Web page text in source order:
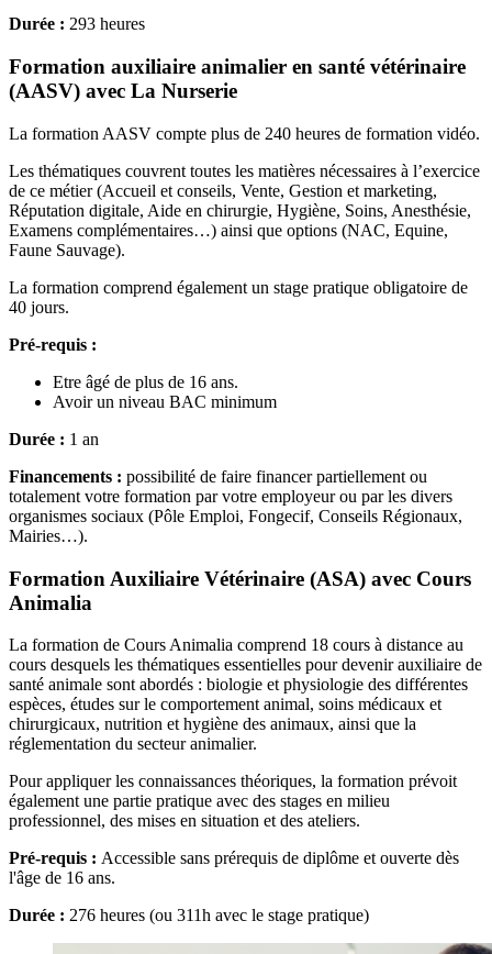
Durée : 293 heures
Formation auxiliaire animalier en santé vétérinaire
(AASV) avec La Nurserie
La formation AASV compte plus de 240 heures de formation vidéo.
Les thématiques couvrent toutes les matières nécessaires à l’exercice
de ce métier (Accueil et conseils, Vente, Gestion et marketing,
Réputation digitale, Aide en chirurgie, Hygiène, Soins, Anesthésie,
Examens complémentaires…) ainsi que options (NAC, Equine,
Faune Sauvage).
La formation comprend également un stage pratique obligatoire de
40 jours.
Pré-requis :
Etre âgé de plus de 16 ans.
Avoir un niveau BAC minimum
Durée : 1 an
Financements : possibilité de faire financer partiellement ou
totalement votre formation par votre employeur ou par les divers
organismes sociaux (Pôle Emploi, Fongecif, Conseils Régionaux,
Mairies…).
Formation Auxiliaire Vétérinaire (ASA) avec Cours
Animalia
La formation de Cours Animalia comprend 18 cours à distance au
cours desquels les thématiques essentielles pour devenir auxiliaire de
santé animale sont abordés : biologie et physiologie des différentes
espèces, études sur le comportement animal, soins médicaux et
chirurgicaux, nutrition et hygiène des animaux, ainsi que la
réglementation du secteur animalier.
Pour appliquer les connaissances théoriques, la formation prévoit
également une partie pratique avec des stages en milieu
professionnel, des mises en situation et des ateliers.
Pré-requis : Accessible sans prérequis de diplôme et ouverte dès
l'âge de 16 ans.
Durée : 276 heures (ou 311h avec le stage pratique)